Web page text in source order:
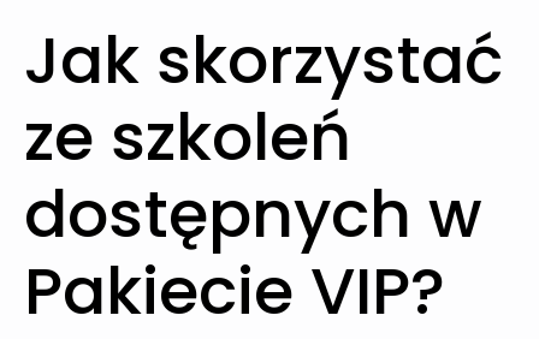
Jak skorzystać
ze szkoleń
dostępnych w
Pakiecie VIP?